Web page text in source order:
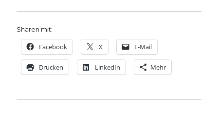
Sharen mit:
Facebook X E-Mail
Drucken LinkedIn Mehr